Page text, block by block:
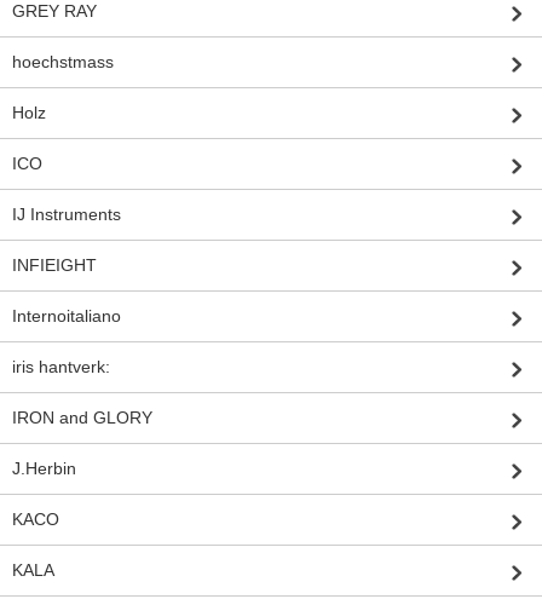
GREY RAY
hoechstmass
Holz
ICO
IJ Instruments
INFIEIGHT
Internoitaliano
iris hantverk:
IRON and GLORY
J.Herbin
KACO
KALA